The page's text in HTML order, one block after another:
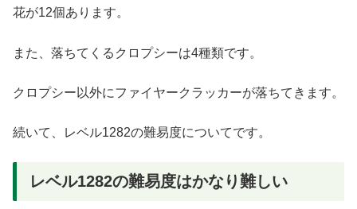
花が12個あります。
また、落ちてくるクロプシーは4種類です。
クロプシー以外にファイヤークラッカーが落ちてきます。
続いて、レベル1282の難易度についてです。
レベル1282の難易度はかなり難しい